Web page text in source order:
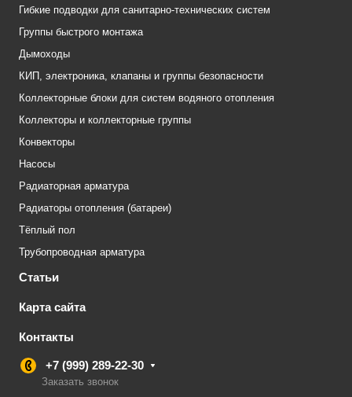
Гибкие подводки для санитарно-технических систем
Группы быстрого монтажа
Дымоходы
КИП, электроника, клапаны и группы безопасности
Коллекторные блоки для систем водяного отопления
Коллекторы и коллекторные группы
Конвекторы
Насосы
Радиаторная арматура
Радиаторы отопления (батареи)
Тёплый пол
Трубопроводная арматура
Статьи
Карта сайта
Контакты
+7 (999) 289-22-30
Заказать звонок